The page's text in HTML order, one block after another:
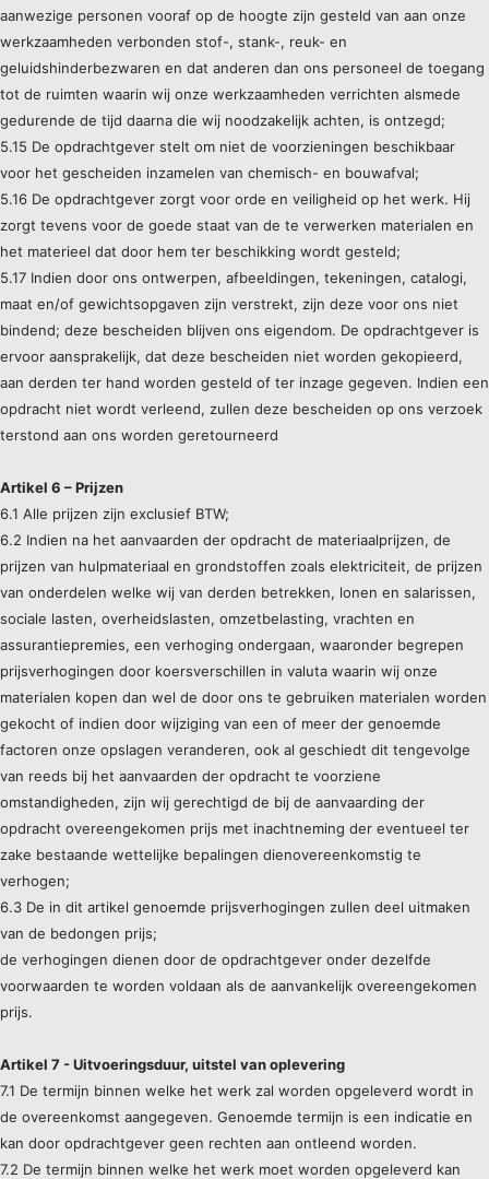
aanwezige personen vooraf op de hoogte zijn gesteld van aan onze
werkzaamheden verbonden stof-, stank-, reuk- en
geluidshinderbezwaren en dat anderen dan ons personeel de toegang
tot de ruimten waarin wij onze werkzaamheden verrichten alsmede
gedurende de tijd daarna die wij noodzakelijk achten, is ontzegd;
5.15 De opdrachtgever stelt om niet de voorzieningen beschikbaar
voor het gescheiden inzamelen van chemisch- en bouwafval;
5.16 De opdrachtgever zorgt voor orde en veiligheid op het werk. Hij
zorgt tevens voor de goede staat van de te verwerken materialen en
het materieel dat door hem ter beschikking wordt gesteld;
5.17 Indien door ons ontwerpen, afbeeldingen, tekeningen, catalogi,
maat en/of gewichtsopgaven zijn verstrekt, zijn deze voor ons niet
bindend; deze bescheiden blijven ons eigendom. De opdrachtgever is
ervoor aansprakelijk, dat deze bescheiden niet worden gekopieerd,
aan derden ter hand worden gesteld of ter inzage gegeven. Indien een
opdracht niet wordt verleend, zullen deze bescheiden op ons verzoek
terstond aan ons worden geretourneerd
Artikel 6 – Prijzen
6.1 Alle prijzen zijn exclusief BTW;
6.2 Indien na het aanvaarden der opdracht de materiaalprijzen, de
prijzen van hulpmateriaal en grondstoffen zoals elektriciteit, de prijzen
van onderdelen welke wij van derden betrekken, lonen en salarissen,
sociale lasten, overheidslasten, omzetbelasting, vrachten en
assurantiepremies, een verhoging ondergaan, waaronder begrepen
prijsverhogingen door koersverschillen in valuta waarin wij onze
materialen kopen dan wel de door ons te gebruiken materialen worden
gekocht of indien door wijziging van een of meer der genoemde
factoren onze opslagen veranderen, ook al geschiedt dit tengevolge
van reeds bij het aanvaarden der opdracht te voorziene
omstandigheden, zijn wij gerechtigd de bij de aanvaarding der
opdracht overeengekomen prijs met inachtneming der eventueel ter
zake bestaande wettelijke bepalingen dienovereenkomstig te
verhogen;
6.3 De in dit artikel genoemde prijsverhogingen zullen deel uitmaken
van de bedongen prijs;
de verhogingen dienen door de opdrachtgever onder dezelfde
voorwaarden te worden voldaan als de aanvankelijk overeengekomen
prijs.
Artikel 7 - Uitvoeringsduur, uitstel van oplevering
7.1 De termijn binnen welke het werk zal worden opgeleverd wordt in
de overeenkomst aangegeven. Genoemde termijn is een indicatie en
kan door opdrachtgever geen rechten aan ontleend worden.
7.2 De termijn binnen welke het werk moet worden opgeleverd kan